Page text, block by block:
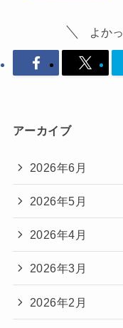
よか
アーカイブ
2026年6月
2026年5月
2026年4月
2026年3月
2026年2月